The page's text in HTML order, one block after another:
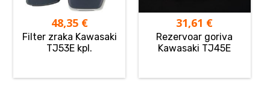
48,35 €
Filter zraka Kawasaki
TJ53E kpl.
31,61 €
Rezervoar goriva
Kawasaki TJ45E